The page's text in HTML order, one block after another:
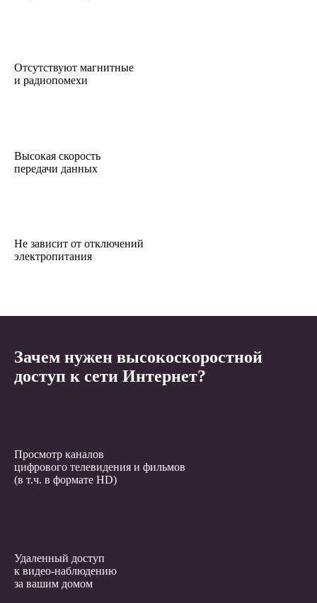
Отсутствуют магнитные
и радиопомехи
Высокая скорость
передачи данных
Не зависит от отключений
электропитания
Зачем нужен высокоскоростной
доступ к сети Интернет?
Просмотр каналов
цифрового телевидения и фильмов
(в т.ч. в формате HD)
Удаленный доступ
к видео-наблюдению
за вашим домом